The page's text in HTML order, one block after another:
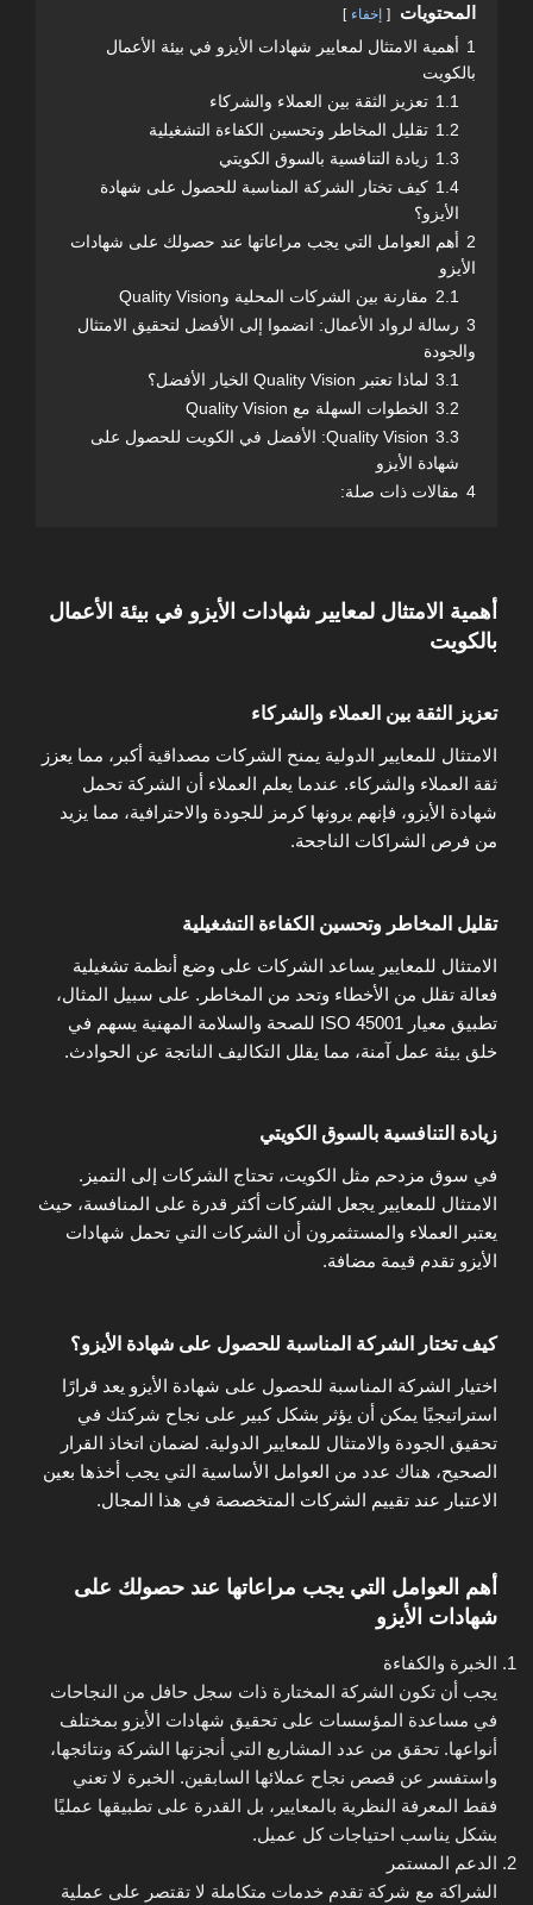
المحتويات إخفاء
1 أهمية الامتثال لمعايير شهادات الأيزو في بيئة الأعمال
بالكويت
1.1 تعزيز الثقة بين العملاء والشركاء
1.2 تقليل المخاطر وتحسين الكفاءة التشغيلية
1.3 زيادة التنافسية بالسوق الكويتي
1.4 كيف تختار الشركة المناسبة للحصول على شهادة
الأيزو؟
2 أهم العوامل التي يجب مراعاتها عند حصولك على شهادات
الأيزو
2.1 مقارنة بين الشركات المحلية وQuality Vision
3 رسالة لرواد الأعمال: انضموا إلى الأفضل لتحقيق الامتثال
والجودة
3.1 لماذا تعتبر Quality Vision الخيار الأفضل؟
3.2 الخطوات السهلة مع Quality Vision
3.3
Quality Vision: الأفضل في الكويت للحصول على
شهادة الأيزو
4 مقالات ذات صلة:
أهمية الامتثال لمعايير شهادات الأيزو في بيئة الأعمال
بالكويت
تعزيز الثقة بين العملاء والشركاء
الامتثال للمعايير الدولية يمنح الشركات مصداقية أكبر، مما يعزز
ثقة العملاء والشركاء. عندما يعلم العملاء أن الشركة تحمل
شهادة الأيزو، فإنهم يرونها كرمز للجودة والاحترافية، مما يزيد
من فرص الشراكات الناجحة.
تقليل المخاطر وتحسين الكفاءة التشغيلية
الامتثال للمعايير يساعد الشركات على وضع أنظمة تشغيلية
فعالة تقلل من الأخطاء وتحد من المخاطر. على سبيل المثال،
تطبيق معيار ISO 45001 للصحة والسلامة المهنية يسهم في
خلق بيئة عمل آمنة، مما يقلل التكاليف الناتجة عن الحوادث.
زيادة التنافسية بالسوق الكويتي
في سوق مزدحم مثل الكويت، تحتاج الشركات إلى التميز.
الامتثال للمعايير يجعل الشركات أكثر قدرة على المنافسة، حيث
يعتبر العملاء والمستثمرون أن الشركات التي تحمل شهادات
الأيزو تقدم قيمة مضافة.
كيف تختار الشركة المناسبة للحصول على شهادة الأيزو؟
اختيار الشركة المناسبة للحصول على شهادة الأيزو يعد قرارًا
استراتيجيًا يمكن أن يؤثر بشكل كبير على نجاح شركتك في
تحقيق الجودة والامتثال للمعايير الدولية. لضمان اتخاذ القرار
الصحيح، هناك عدد من العوامل الأساسية التي يجب أخذها بعين
الاعتبار عند تقييم الشركات المتخصصة في هذا المجال.
أهم العوامل التي يجب مراعاتها عند حصولك على
شهادات الأيزو
الخبرة والكفاءة
يجب أن تكون الشركة المختارة ذات سجل حافل من النجاحات
في مساعدة المؤسسات على تحقيق شهادات الأيزو بمختلف
أنواعها. تحقق من عدد المشاريع التي أنجزتها الشركة ونتائجها،
واستفسر عن قصص نجاح عملائها السابقين. الخبرة لا تعني
فقط المعرفة النظرية بالمعايير، بل القدرة على تطبيقها عمليًا
بشكل يناسب احتياجات كل عميل.
الدعم المستمر
الشراكة مع شركة تقدم خدمات متكاملة لا تقتصر على عملية